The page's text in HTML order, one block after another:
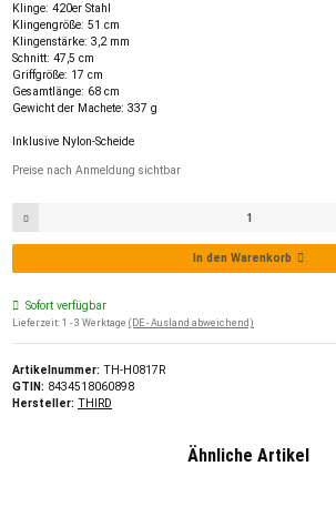
Klinge: 420er Stahl
Klingengröße: 51 cm
Klingenstärke: 3,2 mm
Schnitt: 47,5 cm
Griffgröße: 17 cm
Gesamtlänge: 68 cm
Gewicht der Machete: 337 g
Inklusive Nylon-Scheide
Preise nach Anmeldung sichtbar
In den Warenkorb
Sofort verfügbar
Lieferzeit: 1 - 3 Werktage (DE - Ausland abweichend)
Artikelnummer: TH-H0817R
GTIN: 8434518060898
Hersteller: THIRD
Ähnliche Artikel